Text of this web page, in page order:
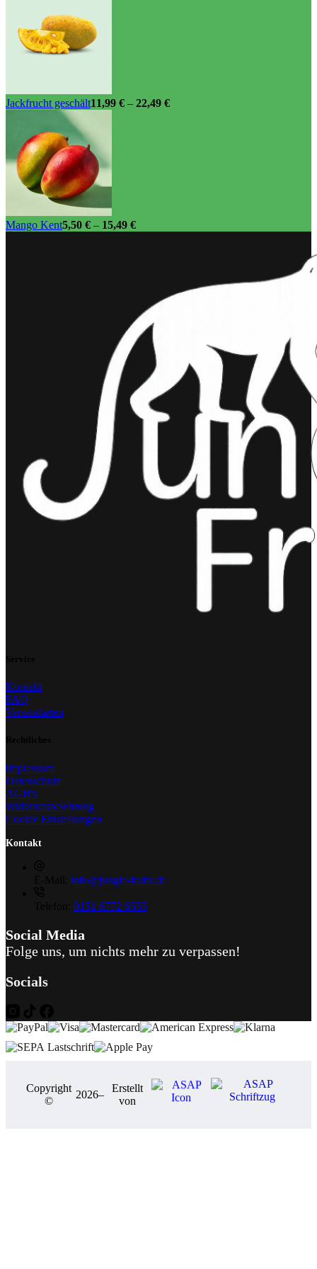
Jackfrucht geschält11,99 € – 22,49 €
Mango Kent5,50 € – 15,49 €
Kontakt
FAQ
Versandarten
Impressum
Datenschutz
AGB's
Widerrufsbelehrung
Cookie Einstellungen
Kontakt
info@jungle-fruits.de
0151 6772 6555
Social Media
Folge uns, um nichts mehr zu verpassen!
Socials
Copyright
©
2026–
Erstellt
von